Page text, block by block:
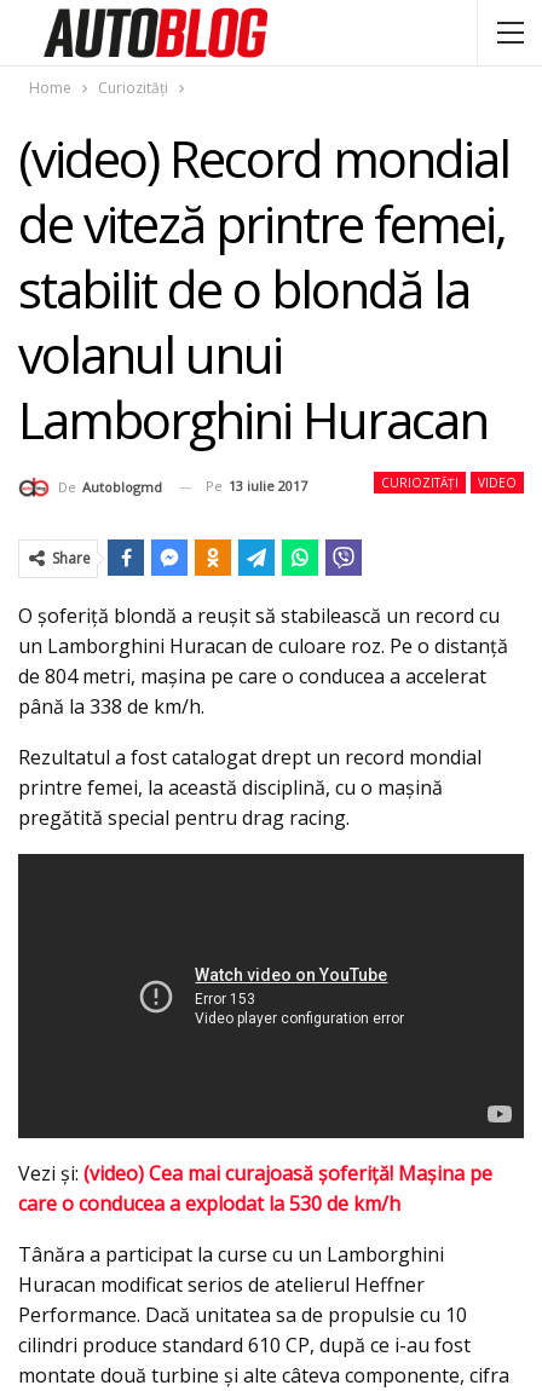
Home Curiozități
(video) Record mondial
de viteză printre femei,
stabilit de o blondă la
volanul unui
Lamborghini Huracan
CURIOZITĂȚI VIDEO
De Autoblogmd Pe 13 iulie 2017
Share
O şoferiţă blondă a reuşit să stabilească un record cu
un Lamborghini Huracan de culoare roz. Pe o distanţă
de 804 metri, maşina pe care o conducea a accelerat
până la 338 de km/h.
Rezultatul a fost catalogat drept un record mondial
printre femei, la această disciplină, cu o maşină
pregătită special pentru drag racing.
Vezi şi: (video) Cea mai curajoasă şoferiţă! Maşina pe
care o conducea a explodat la 530 de km/h
Tânăra a participat la curse cu un Lamborghini
Huracan modificat serios de atelierul Heffner
Performance. Dacă unitatea sa de propulsie cu 10
cilindri produce standard 610 CP, după ce i-au fost
montate două turbine şi alte câteva componente, cifra